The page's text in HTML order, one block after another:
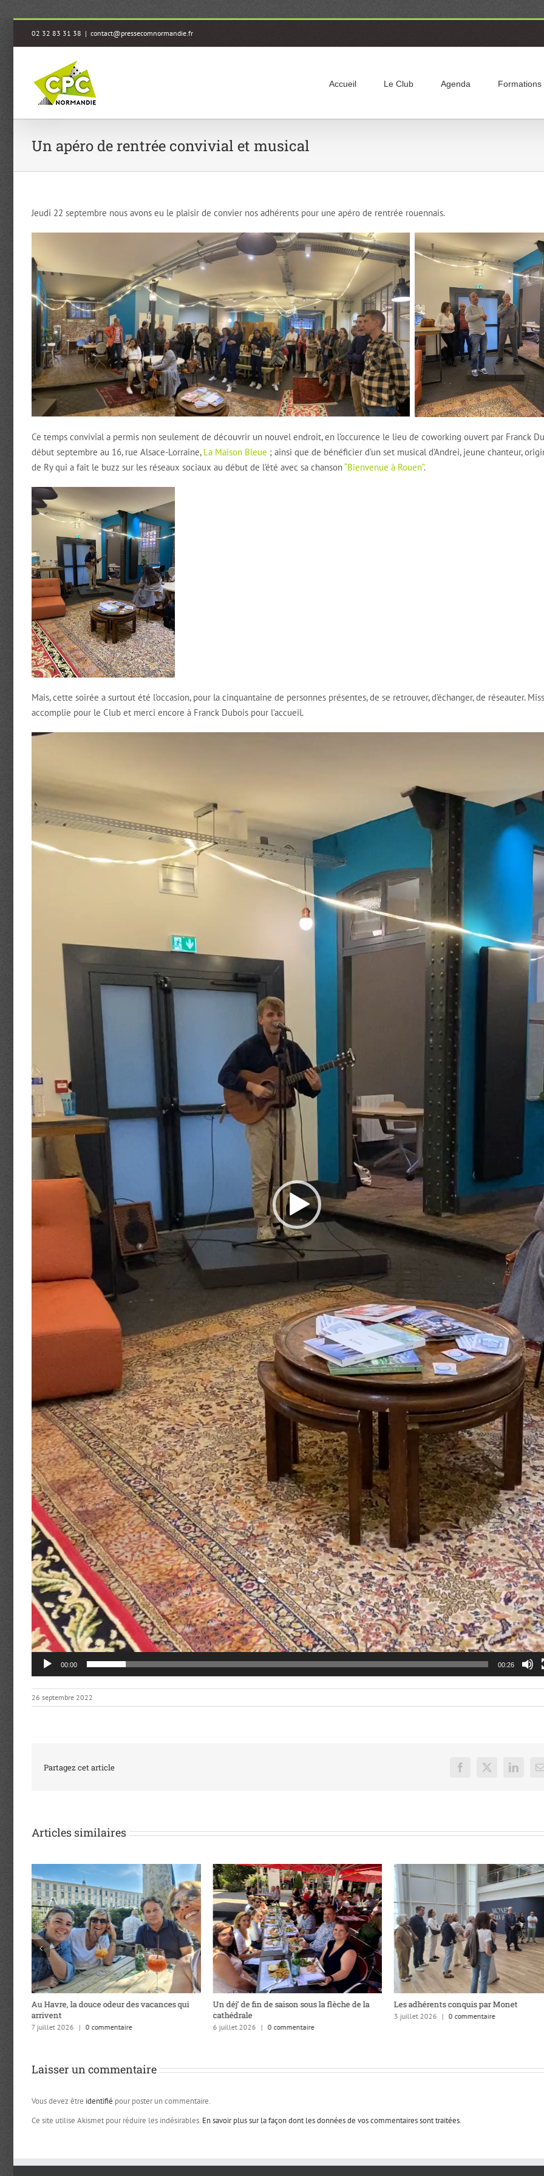
Passer
contenu
02 32 83 31 38 | contact@pressecomnormandie.fr
Accueil Le Club Agenda Formations
Un apéro de rentrée convivial et musical
Jeudi 22 septembre nous avons eu le plaisir de convier nos adhérents pour une apéro de rentrée rouennais.
Ce temps convivial a permis non seulement de découvrir un nouvel endroit, en l’occurence le lieu de coworking ouvert par Franck
début septembre au 16, rue Alsace-Lorraine, La Maison Bleue ; ainsi que de bénéficier d’un set musical d’Andrei, jeune chanteur,
de Ry qui a fait le buzz sur les réseaux sociaux au début de l’été avec sa chanson“Bienvenue à Rouen”.
Mais, cette soirée a surtout été l’occasion, pour la cinquantaine de personnes présentes, de se retrouver, d’échanger, de réseauter.
accomplie pour le Club et merci encore à Franck Dubois pour l’accueil.
Lecteur
00:00 00:26
26 septembre 2022
Partagez cet article Facebook
X
Articles similaires
Un déj’ de fin de saison sous la flèche de la
cathédrale
6 juillet 2026 | 0 commentaire
Les adhérents conquis par Monet
3 juillet 2026
Avant l’été, immersion dans quatre
rédactions caennaises
Laisser un commentaire
Vous devez être identifié pour poster un commentaire.
Ce site utilise Akismet pour réduire les indésirables. En savoir plus sur la façon dont les données de vos commentaires sont traitées.